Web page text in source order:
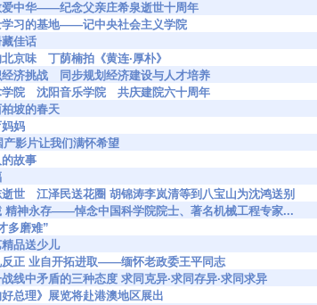
爱中华——纪念父亲庄希泉逝世十周年
学习的基地——记中央社会主义学院
佳话
京味 丁荫楠拍《黄连·厚朴》
经济挑战 同步规划经济建设与人才培养
学院 沈阳音乐学院 共庆建院六十周年
坡的春天
妈
产影片让我们满怀希望
故事
逝世 江泽民送花圈 胡锦涛李岚清等到八宝山为沈鸿送别
精神永存——悼念中国科学院院士、著名机械工程专家...
多磨难”
品送少儿
反正 业自开拓进取——缅怀老政委王平同志
线中矛盾的三种态度 求同克异·求同存异·求同求异
总理》展览将赴港澳地区展出